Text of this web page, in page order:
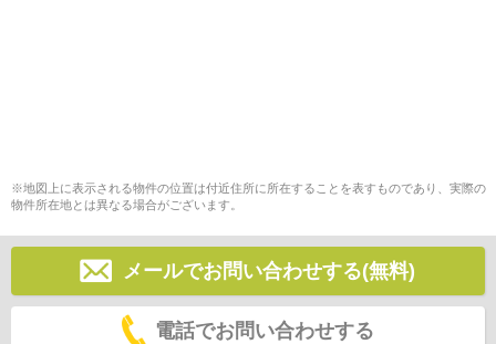
※地図上に表示される物件の位置は付近住所に所在することを表すものであり、実際の
物件所在地とは異なる場合がございます。
メールでお問い合わせする(無料)
電話でお問い合わせする